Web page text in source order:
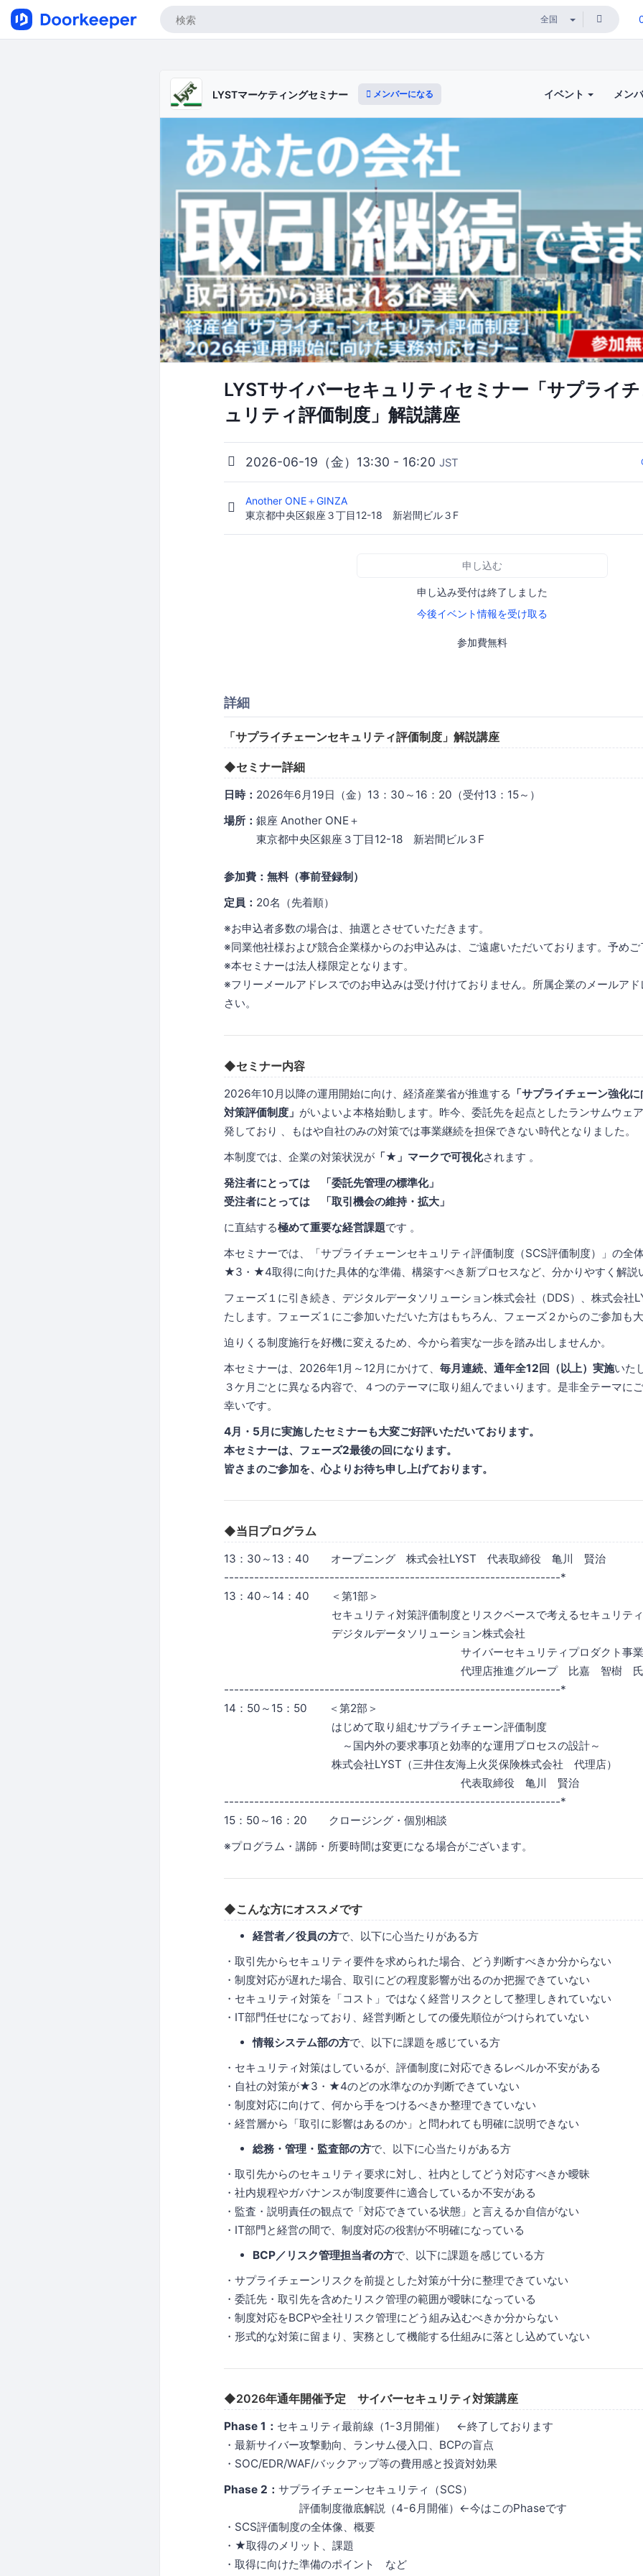
LYSTマーケティングセミナー メンバーになる イベント メン
LYSTサイバーセキュリティセミナー「サプライ
ュリティ評価制度」解説講座
2026-06-19（金）13:30 - 16:20 JST
Another ONE＋GINZA
東京都中央区銀座３丁目12-18 新岩間ビル３F
申し込む
申し込み受付は終了しました
今後イベント情報を受け取る
参加費無料
詳細
「サプライチェーンセキュリティ評価制度」解説講座
◆セミナー詳細
日時： 2026年6月19日（金）13：30～16：20（受付13：15～）
場所： 銀座 Another ONE＋
東京都中央区銀座３丁目12-18 新岩間ビル３F
参加費：無料（事前登録制）
定員： 20名（先着順）
※お申込者多数の場合は、抽選とさせていただきます。
※同業他社様および競合企業様からのお申込みは、ご遠慮いただいております。予めご
※本セミナーは法人様限定となります。
※フリーメールアドレスでのお申込みは受け付けておりません。所属企業のメールア
さい。
◆セミナー内容
2026年10月以降の運用開始に向け、経済産業省が推進する 「サプライチェーン強化
対策評価制度」 がいよいよ本格始動します。昨今、委託先を起点としたランサムウェ
発しており 、もはや自社のみの対策では事業継続を担保できない時代となりました。
本制度では、企業の対策状況が 「★」マークで可視化されます 。
発注者にとっては 「委託先管理の標準化」
受注者にとっては 「取引機会の維持・拡大」
に直結する極めて重要な経営課題です 。
本セミナーでは、「サプライチェーンセキュリティ評価制度（SCS評価制度）」の全体
★3・★4取得に向けた具体的な準備、構築すべき新プロセスなど、分かりやすく解説
フェーズ１に引き続き、デジタルデータソリューション株式会社（DDS）、株式会社
たします。フェーズ１にご参加いただいた方はもちろん、フェーズ２からのご参加も大
迫りくる制度施行を好機に変えるため、今から着実な一歩を踏み出しませんか。
本セミナーは、2026年1月～12月にかけて、 毎月連続、通年全12回（以上）実施いた
３ケ月ごとに異なる内容で、４つのテーマに取り組んでまいります。是非全テーマに
幸いです。
4月・5月に実施したセミナーも大変ご好評いただいております。
本セミナーは、フェーズ2最後の回になります。
皆さまのご参加を、心よりお待ち申し上げております。
◆当日プログラム
13：30～13：40 オープニング 株式会社LYST 代表取締役 亀川 賢治
-------------------------------------------------------------------*
13：40～14：40 ＜第1部＞
セキュリティ対策評価制度とリスクベースで考えるセキュリティ
デジタルデータソリューション株式会社
サイバーセキュリティプロダクト事業
代理店推進グループ 比嘉 智樹 氏
-------------------------------------------------------------------*
14：50～15：50 ＜第2部＞
はじめて取り組むサプライチェーン評価制度
～国内外の要求事項と効率的な運用プロセスの設計～
株式会社LYST（三井住友海上火災保険株式会社 代理店）
代表取締役 亀川 賢治
-------------------------------------------------------------------*
15：50～16：20 クロージング・個別相談
※プログラム・講師・所要時間は変更になる場合がございます。
◆こんな方にオススメです
経営者／役員の方で、以下に心当たりがある方
・取引先からセキュリティ要件を求められた場合、どう判断すべきか分からない
・制度対応が遅れた場合、取引にどの程度影響が出るのか把握できていない
・セキュリティ対策を「コスト」ではなく経営リスクとして整理しきれていない
・IT部門任せになっており、経営判断としての優先順位がつけられていない
情報システム部の方で、以下に課題を感じている方
・セキュリティ対策はしているが、評価制度に対応できるレベルか不安がある
・自社の対策が★3・★4のどの水準なのか判断できていない
・制度対応に向けて、何から手をつけるべきか整理できていない
・経営層から「取引に影響はあるのか」と問われても明確に説明できない
総務・管理・監査部の方で、以下に心当たりがある方
・取引先からのセキュリティ要求に対し、社内としてどう対応すべきか曖昧
・社内規程やガバナンスが制度要件に適合しているか不安がある
・監査・説明責任の観点で「対応できている状態」と言えるか自信がない
・IT部門と経営の間で、制度対応の役割が不明確になっている
BCP／リスク管理担当者の方で、以下に課題を感じている方
・サプライチェーンリスクを前提とした対策が十分に整理できていない
・委託先・取引先を含めたリスク管理の範囲が曖昧になっている
・制度対応をBCPや全社リスク管理にどう組み込むべきか分からない
・形式的な対策に留まり、実務として機能する仕組みに落とし込めていない
◆2026年通年開催予定 サイバーセキュリティ対策講座
Phase 1： セキュリティ最前線（1ｰ3月開催） ←終了しております
・最新サイバー攻撃動向、ランサム侵入口、BCPの盲点
・SOC/EDR/WAF/バックアップ等の費用感と投資対効果
Phase 2： サプライチェーンセキュリティ（SCS）
評価制度徹底解説（4ｰ6月開催）←今はこのPhaseです
・SCS評価制度の全体像、概要
・★取得のメリット、課題
・取得に向けた準備のポイント など